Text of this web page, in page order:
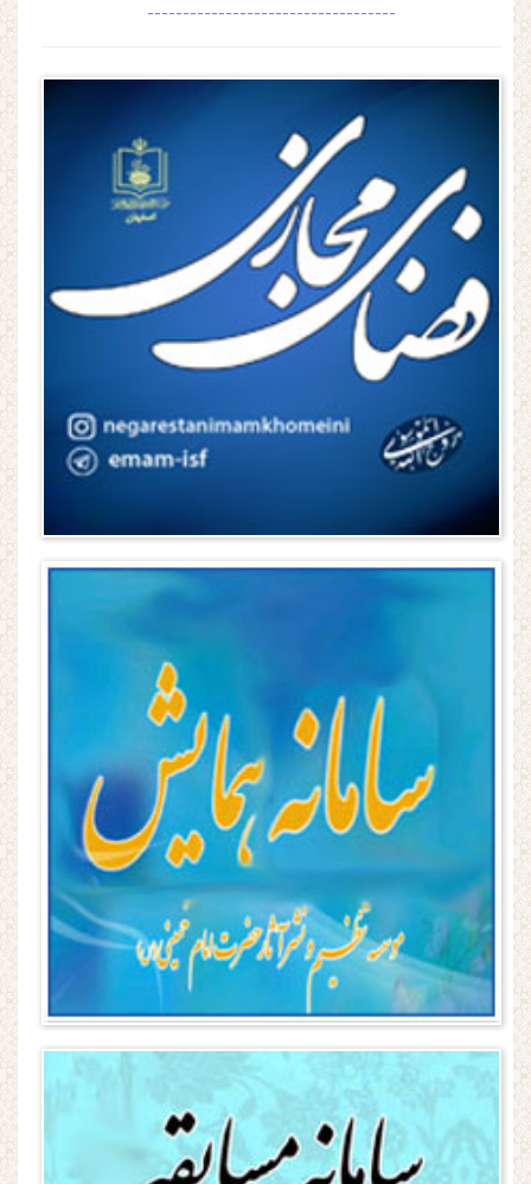
-----------------------------------